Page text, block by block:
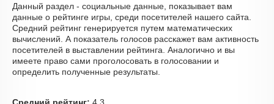
Данный раздел - социальные данные, показывает вам
данные о рейтинге игры, среди посетителей нашего сайта.
Средний рейтинг генерируется путем математических
вычислений. А показатель голосов расскажет вам активность
посетителей в выставлении рейтинга. Аналогично и вы
имеете право сами проголосовать в голосовании и
определить полученные результаты.